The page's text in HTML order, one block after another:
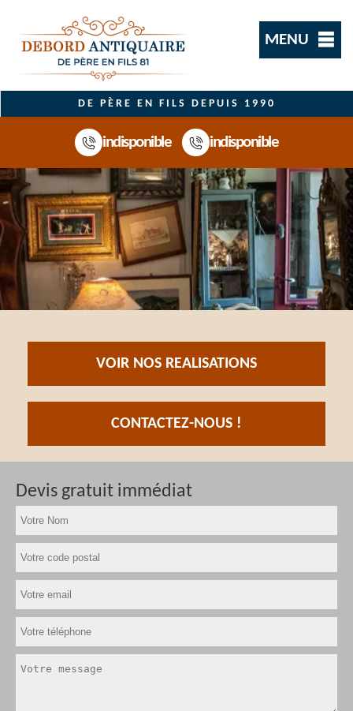
MENU
DE PÈRE EN FILS DEPUIS 1990
indisponible indisponible
VOIR NOS REALISATIONS
CONTACTEZ-NOUS !
Devis gratuit immédiat